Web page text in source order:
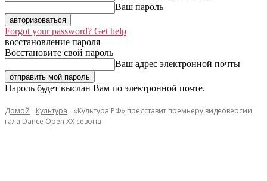
Ваш пароль
Forgot your password? Get help
восстановление пароля
Восстановите свой пароль
Ваш адрес электронной почты
Пароль будет выслан Вам по электронной почте.
Домой Культура
«Культура.РФ» представит премьеру видеоверсии
гала Dance Open XX сезона